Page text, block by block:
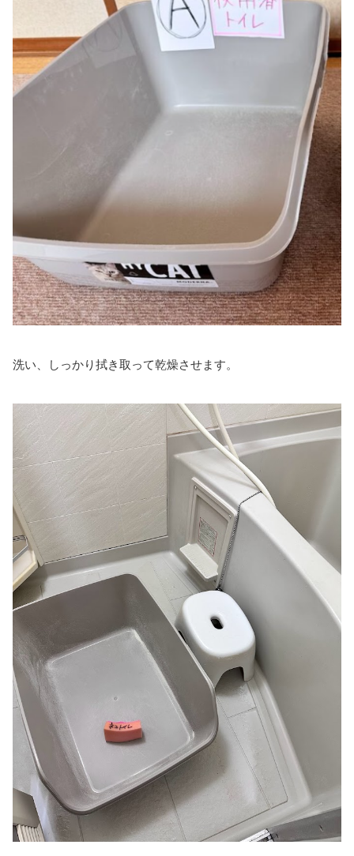
洗い、しっかり拭き取って乾燥させます。